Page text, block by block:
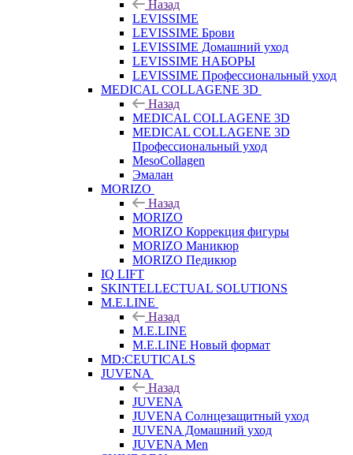
Назад
LEVISSIME
LEVISSIME Брови
LEVISSIME Домашний уход
LEVISSIME НАБОРЫ
LEVISSIME Профессиональный уход
MEDICAL COLLAGENE 3D
Назад
MEDICAL COLLAGENE 3D
MEDICAL COLLAGENE 3D
Профессиональный уход
MesoCollagen
Эмалан
MORIZO
Назад
MORIZO
MORIZO Коррекция фигуры
MORIZO Маникюр
MORIZO Педикюр
IQ LIFT
SKINTELLECTUAL SOLUTIONS
M.E.LINE
Назад
M.E.LINE
M.E.LINE Новый формат
MD:CEUTICALS
JUVENA
Назад
JUVENA
JUVENA Солнцезащитный уход
JUVENA Домашний уход
JUVENA Men